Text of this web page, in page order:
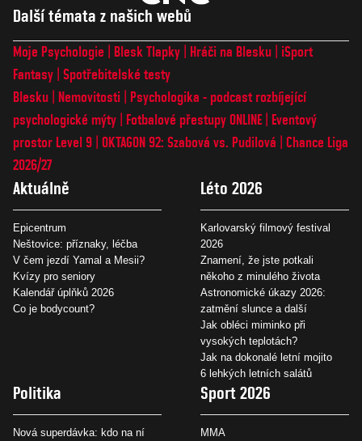
Další témata z našich webů
Moje Psychologie Blesk Tlapky Hráči na Blesku
iSport
Fantasy Spotřebitelské testy
Blesku
Nemovitosti
Psychologika - podcast rozbíjející
psychologické mýty
Fotbalové přestupy ONLINE
Eventový
prostor Level 9 OKTAGON 92: Szabová vs. Pudilová
Chance Liga
2026/27
Aktuálně
Epicentrum
Neštovice: příznaky, léčba
V čem jezdí Yamal a Mesii?
Kvízy pro seniory
Kalendář úplňků 2026
Co je bodycount?
Léto 2026
Karlovarský filmový festival
2026
Znamení, že jste potkali
někoho z minulého života
Astronomické úkazy 2026:
zatmění slunce a další
Jak obléci miminko při
vysokých teplotách?
Jak na dokonalé letní mojito
6 lehkých letních salátů
Politika
Nová superdávka: kdo na ní
Sport 2026
MMA